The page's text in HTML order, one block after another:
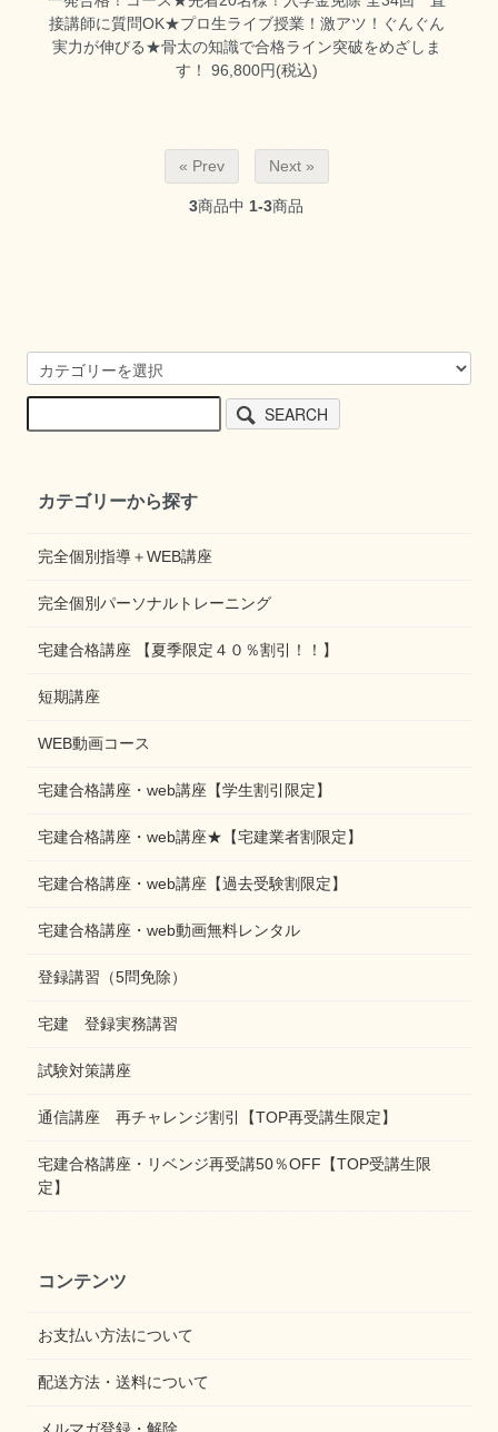
接講師に質問OK★プロ生ライブ授業！激アツ！ぐんぐん
実力が伸びる★骨太の知識で合格ライン突破をめざしま
す！ 96,800円(税込)
« Prev Next »
3商品中 1-3商品
SEARCH
カテゴリーから探す
完全個別指導＋WEB講座
完全個別パーソナルトレーニング
宅建合格講座 【夏季限定４０％割引！！】
短期講座
WEB動画コース
宅建合格講座・web講座【学生割引限定】
宅建合格講座・web講座★【宅建業者割限定】
宅建合格講座・web講座【過去受験割限定】
宅建合格講座・web動画無料レンタル
登録講習（5問免除）
宅建 登録実務講習
試験対策講座
通信講座 再チャレンジ割引【TOP再受講生限定】
宅建合格講座・リベンジ再受講50％OFF【TOP受講生限
定】
コンテンツ
お支払い方法について
配送方法・送料について